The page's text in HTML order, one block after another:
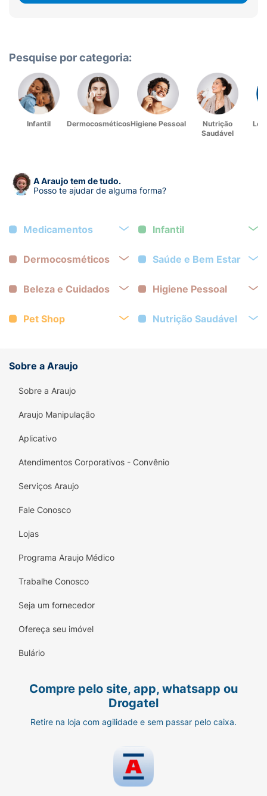
Pesquise por categoria:
Infantil DermocosméticosHigiene Pessoal
Nutrição
Saudável
A Araujo tem de tudo.
Posso te ajudar de alguma forma?
Medicamentos Infantil
Dermocosméticos Saúde e Bem Estar
Beleza e Cuidados Higiene Pessoal
Pet Shop Nutrição Saudável
Sobre a Araujo
Sobre a Araujo
Araujo Manipulação
Aplicativo
Atendimentos Corporativos - Convênio
Serviços Araujo
Fale Conosco
Lojas
Programa Araujo Médico
Trabalhe Conosco
Seja um fornecedor
Ofereça seu imóvel
Bulário
Compre pelo site, app, whatsapp ou
Drogatel
Retire na loja com agilidade e sem passar pelo caixa.